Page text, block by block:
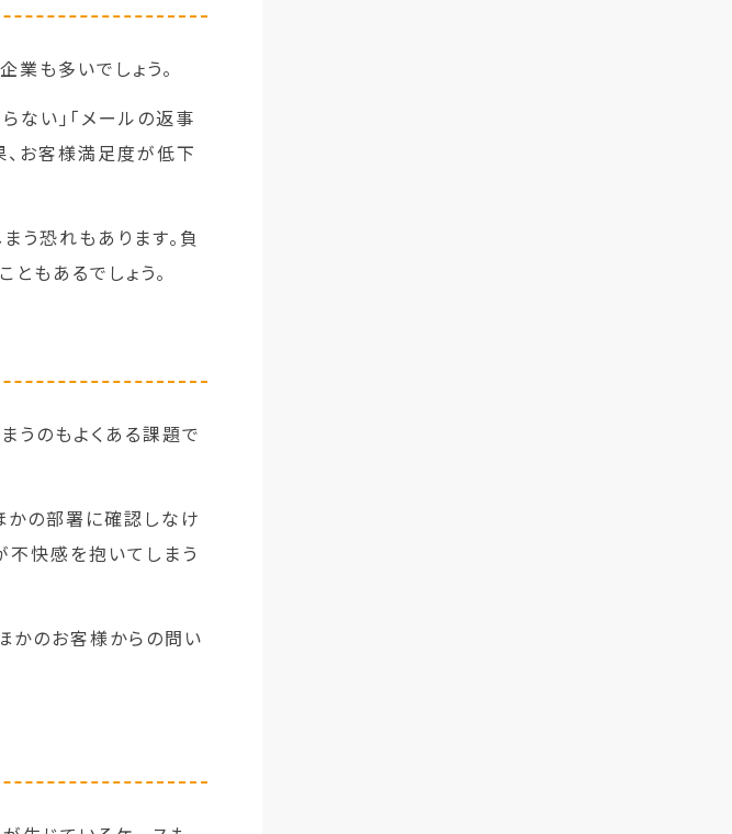
も多いでしょう。
ない」「メールの返事
、お客様満足度が低下
う恐れもあります。負
もあるでしょう。
うのもよくある課題で
かの部署に確認しなけ
不快感を抱いてしまう
かのお客様からの問い